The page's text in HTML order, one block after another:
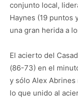
conjunto local,
Haynes (19 puntos
una gran herida a
El acierto del
(86-73) en el
y sólo Alex
lo que unido al